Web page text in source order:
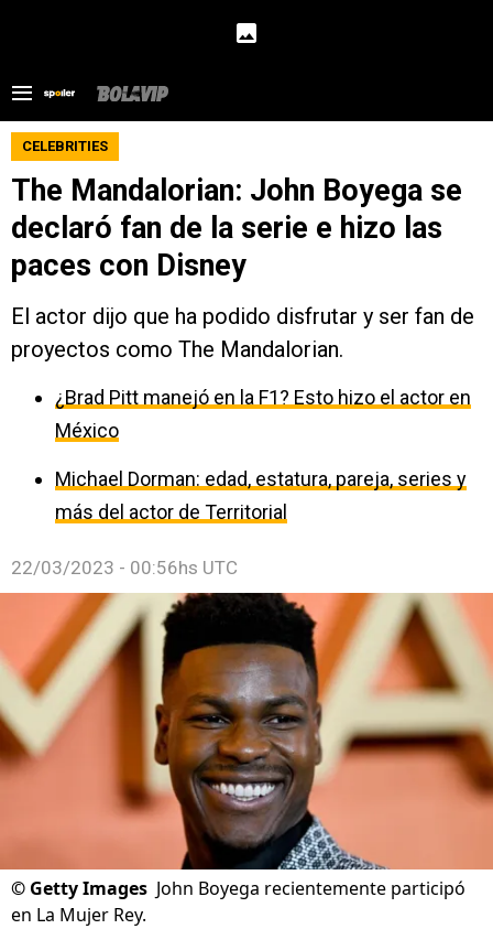
CELEBRITIES
The Mandalorian: John Boyega se
declaró fan de la serie e hizo las
paces con Disney
El actor dijo que ha podido disfrutar y ser fan de
proyectos como The Mandalorian.
¿Brad Pitt manejó en la F1? Esto hizo el actor en
México
Michael Dorman: edad, estatura, pareja, series y
más del actor de Territorial
22/03/2023 - 00:56hs UTC
© Getty Images John Boyega recientemente participó
en La Mujer Rey.